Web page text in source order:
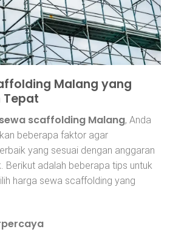
Malang yang
Tepat
scaffolding Malang, Anda
beberapa faktor agar
yang sesuai dengan anggaran
Berikut adalah beberapa tips untuk
harga sewa scaffolding yang